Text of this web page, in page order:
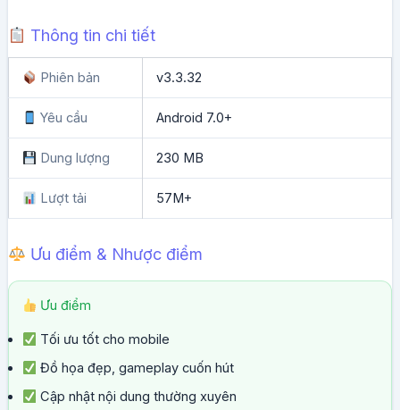
Thông tin chi tiết
Phiên bản v3.3.32
Yêu cầu Android 7.0+
Dung lượng 230 MB
Lượt tải 57M+
Ưu điểm & Nhược điểm
Ưu điểm
Tối ưu tốt cho mobile
Đồ họa đẹp, gameplay cuốn hút
Cập nhật nội dung thường xuyên